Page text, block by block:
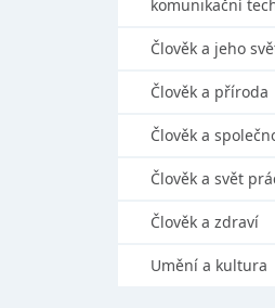
komunikační
Člověk a jeho
Člověk a příroda
Člověk a
Člověk a svět
Člověk a zdraví
Umění a kultura